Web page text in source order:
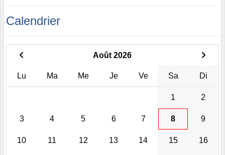
Calendrier
Août 2026
Lu Ma Me Je Ve Sa Di
1 2
3 4 5 6 7 8 9
10 11 12 13 14 15 16